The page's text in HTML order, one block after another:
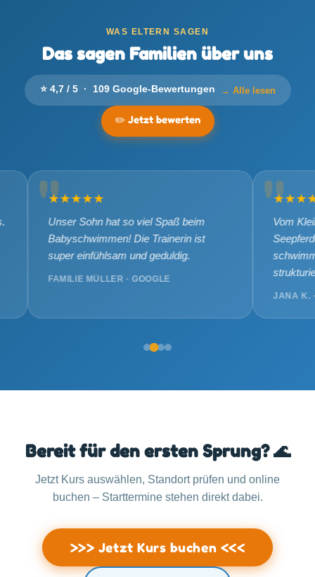
WAS ELTERN SAGEN
Das sagen Familien über uns
⭐ 4,7 / 5 · 109 Google-Bewertungen → Alle lesen
✏️ Jetzt bewerten
Sohn hat so viel Spaß beim
Die Trainerin ist
einfühlsam und geduldig.
MÜLLER · GOOGLE
★★★★★
Vom
Seepferdchen alles
schwimmen
JANA K. · GOOGLE
Bereit für den ersten Sprung? 🌊
Jetzt Kurs auswählen, Standort prüfen und online
buchen – Starttermine stehen direkt dabei.
>>> Jetzt Kurs buchen <<<